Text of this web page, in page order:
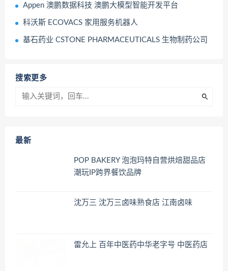
Appen 澳鹏数据科技 澳鹏大模型智能开发平台
科沃斯 ECOVACS 家用服务机器人
基石药业 CSTONE PHARMACEUTICALS 生物制药公司
搜索更多
最新
POP BAKERY 泡泡玛特自营烘焙甜品店
潮玩IP跨界餐饮品牌
沈万三 沈万三卤味熟食店 江南卤味
雷允上 百年中医药中华老字号 中医药店